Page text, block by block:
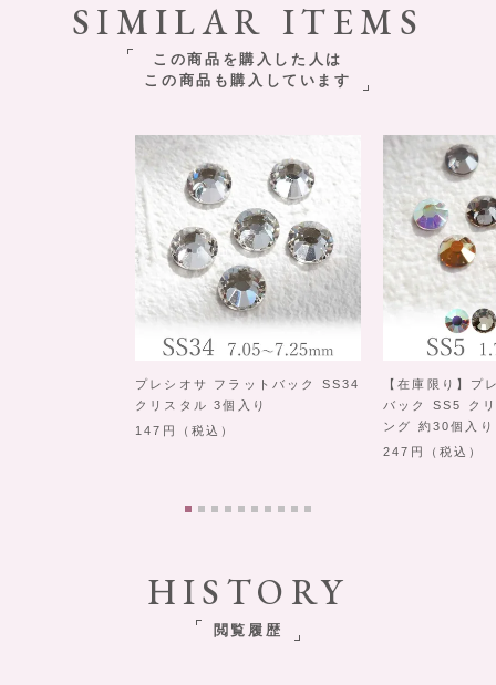
SIMILAR ITEMS
この商品を購入した人は
この商品も購入しています
プレシオサ フラットバック SS34
クリスタル 3個入り
147
（税込）
【在庫限り】プ
バック SS5 ク
ング 約30個入り
247
（税込）
HISTORY
閲覧履歴